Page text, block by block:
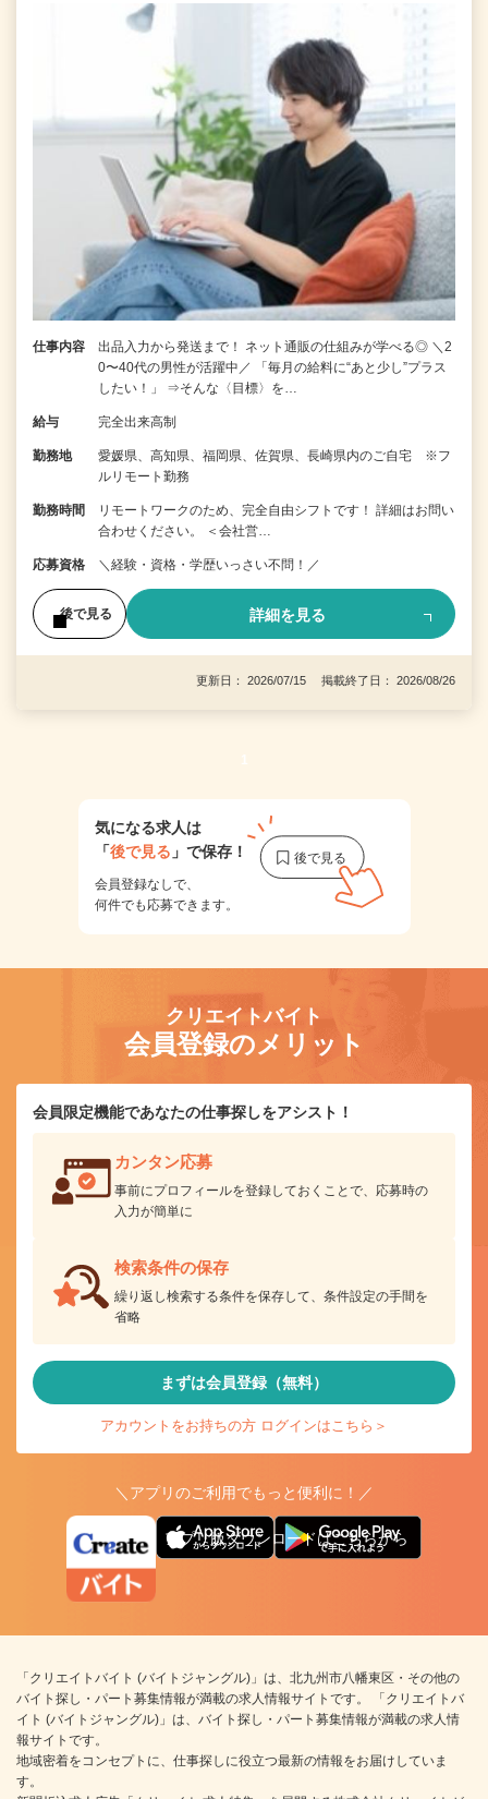
仕事内容
出品入力から発送まで！ ネット通販の仕組みが学べる◎ ＼2
0〜40代の男性が活躍中／ 「毎月の給料に“あと少し”プラス
したい！」 ⇒そんな〈目標〉を…
給与 完全出来高制
勤務地
愛媛県、高知県、福岡県、佐賀県、長崎県内のご自宅 ※フ
ルリモート勤務
勤務時間
リモートワークのため、完全自由シフトです！ 詳細はお問い
合わせください。 ＜会社営…
応募資格 ＼経験・資格・学歴いっさい不問！／
後で見る 詳細を見る
更新日： 2026/07/15 掲載終了日： 2026/08/26
1
気になる求人は
「後で見る 」で保存！
会員登録なしで、
何件でも応募できます。
クリエイトバイト
会員登録のメリット
会員限定機能であなたの仕事探しをアシスト！
カンタン応募
事前にプロフィールを登録しておくことで、応募時の
入力が簡単に
検索条件の保存
繰り返し検索する条件を保存して、条件設定の手間を
省略
まずは会員登録（無料）
アカウントをお持ちの方 ログインはこちら＞
＼アプリのご利用でもっと便利に！／
アプリ版ダウンロードはこちらから
「クリエイトバイト (バイトジャングル)」は、北九州市八幡東区・その他の
バイト探し・パート募集情報が満載の求人情報サイトです。 「クリエイトバ
イト (バイトジャングル)」は、バイト探し・パート募集情報が満載の求人情
報サイトです。
地域密着をコンセプトに、仕事探しに役立つ最新の情報をお届けしていま
す。